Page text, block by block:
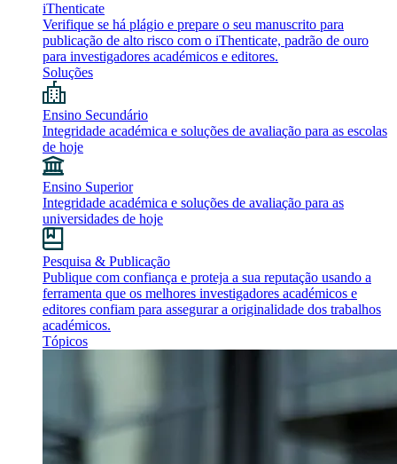
iThenticate
Verifique se há plágio e prepare o seu manuscrito para
publicação de alto risco com o iThenticate, padrão de ouro
para investigadores académicos e editores.
Soluções
Ensino Secundário
Integridade académica e soluções de avaliação para as escolas
de hoje
Ensino Superior
Integridade académica e soluções de avaliação para as
universidades de hoje
Pesquisa & Publicação
Publique com confiança e proteja a sua reputação usando a
ferramenta que os melhores investigadores académicos e
editores confiam para assegurar a originalidade dos trabalhos
académicos.
Tópicos